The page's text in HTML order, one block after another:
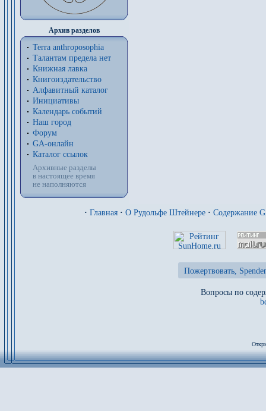
Архив разделов
Terra anthroposophia
Талантам предела нет
Книжная лавка
Книгоиздательство
Алфавитный каталог
Инициативы
Календарь событий
Наш город
Форум
GA-онлайн
Каталог ссылок
Архивные разделы
в настоящее время
не наполняются
· Главная · О Рудольфе Штейнере · Содержание
Пожертвовать,
Вопросы по